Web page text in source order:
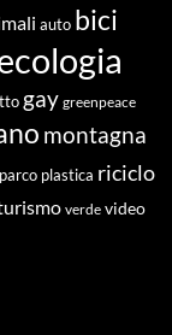
auto bici
gay greenpeace
montagna
parco plastica riciclo
verde video